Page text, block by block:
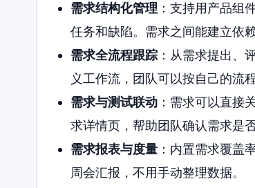
需求结构化管理 ：支持用产品组
任务和缺陷。需求之间能建立依
需求全流程跟踪：从需求提出、
义工作流，团队可以按自己的流
需求与测试联动：需求可以直接
求详情页，帮助团队确认需求是
需求报表与度量：内置需求覆盖
周会汇报，不用手动整理数据。